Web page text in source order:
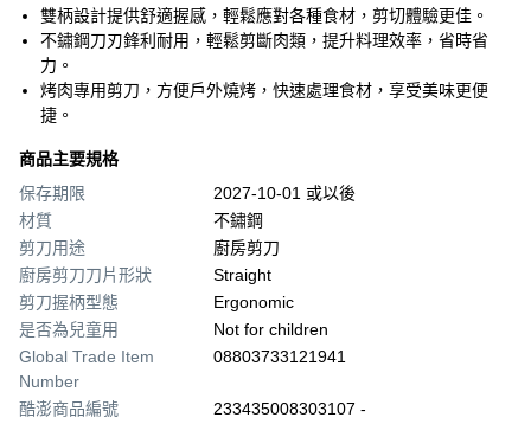
雙柄設計提供舒適握感，輕鬆應對各種食材，剪切體驗更佳。
不鏽鋼刀刃鋒利耐用，輕鬆剪斷肉類，提升料理效率，省時省
力。
烤肉專用剪刀，方便戶外燒烤，快速處理食材，享受美味更便
捷。
商品主要規格
保存期限
2027-10-01 或以後
材質
不鏽鋼
剪刀用途
廚房剪刀
廚房剪刀刀片形狀
Straight
剪刀握柄型態
Ergonomic
是否為兒童用
Not for children
Global Trade Item
Number
08803733121941
酷澎商品編號
233435008303107 -